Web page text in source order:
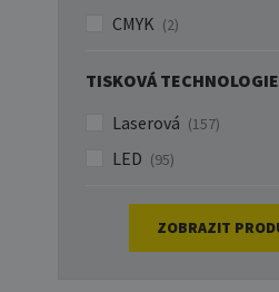
CMYK (2)
TISKOVÁ TECHNOLOGIE
Laserová (157)
LED (95)